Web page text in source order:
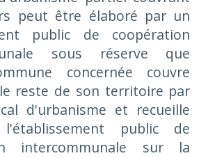
peut être élaboré par un
public de coopération
sous réserve que
concernée couvre
reste de son territoire par
d'urbanisme et recueille
public de
intercommunale sur la